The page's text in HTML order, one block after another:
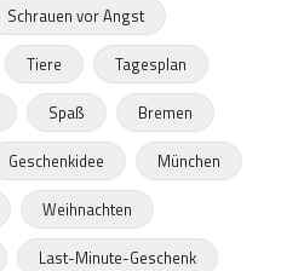
Schrauen vor Angst
Tiere
Tagesplan
Spaß
Bremen
Geschenkidee
München
Weihnachten
Last-Minute-Geschenk